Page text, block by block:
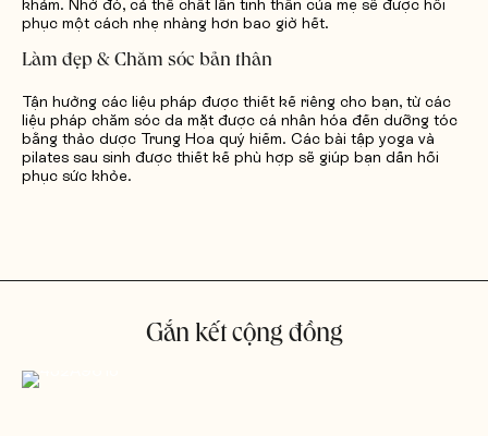
khảm. Nhờ đó, cả thể chất lẫn tinh thần của mẹ sẽ được hồi
phục một cách nhẹ nhàng hơn bao giờ hết.
Làm đẹp & Chăm sóc bản thân
Tận hưởng các liệu pháp được thiết kế riêng cho bạn, từ các
liệu pháp chăm sóc da mặt được cá nhân hóa đến dưỡng tóc
bằng thảo dược Trung Hoa quý hiếm. Các bài tập yoga và
pilates sau sinh được thiết kế phù hợp sẽ giúp bạn dần hồi
phục sức khỏe.
Gắn kết cộng đồng